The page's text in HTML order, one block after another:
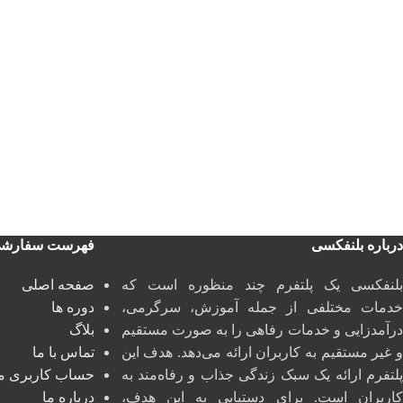
درباره بلنفکسی
بلنفکسی یک پلتفرم چند منظوره است که
خدمات مختلفی از جمله آموزش، سرگرمی،
درآمدزایی و خدمات رفاهی را به صورت مستقیم
و غیر مستقیم به کاربران ارائه می‌دهد. هدف این
پلتفرم ارائه یک سبک زندگی جذاب و رفاه‌مند به
کاربران است. برای دستیابی به این هدف،
فهرست
صفحه اصلی
دوره ها
بلاگ
تماس با ما
حساب کاربری
درباره ما